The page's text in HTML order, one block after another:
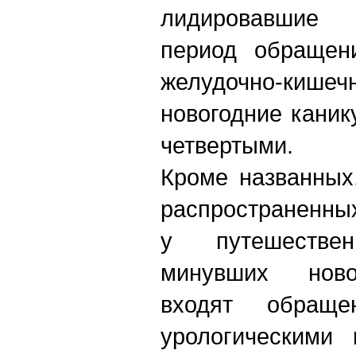
период
желудочно-
новогодние
четвертыми.
Кроме
у
минувших
входят
урологическими